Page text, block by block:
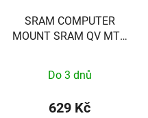
SRAM COMPUTER
MOUNT SRAM QV MTB
Do 3 dnů
629 Kč